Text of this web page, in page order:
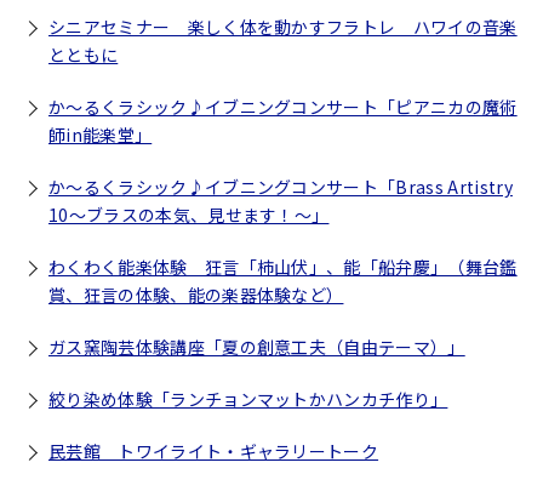
シニアセミナー 楽しく体を動かすフラトレ ハワイの音楽
とともに
か～るくラシック♪イブニングコンサート「ピアニカの魔術
師in能楽堂」
か～るくラシック♪イブニングコンサート「Brass Artistry
10～ブラスの本気、見せます！～」
わくわく能楽体験 狂言「柿山伏」、能「船弁慶」（舞台鑑
賞、狂言の体験、能の楽器体験など）
ガス窯陶芸体験講座「夏の創意工夫（自由テーマ）」
絞り染め体験「ランチョンマットかハンカチ作り」
民芸館 トワイライト・ギャラリートーク